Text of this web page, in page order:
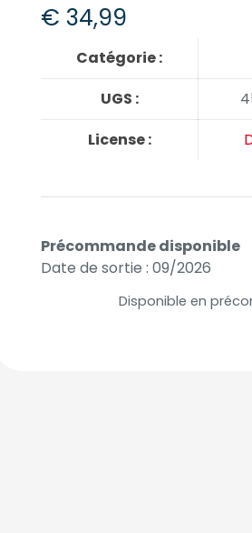
€ 34,99
Catégorie :
UGS :
License :
Précommande disponible
Date de sortie : 09/2026
Disponible en